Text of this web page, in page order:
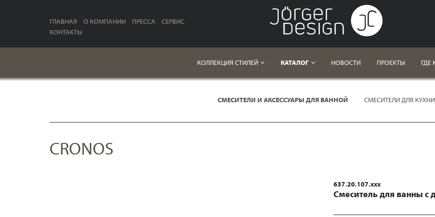
ГЛАВНАЯ О КОМПАНИИ ПРЕССА
СЕРВИС
КОНТАКТЫ
КОЛЛЕКЦИЯ СТИЛЕЙ КАТАЛОГ НОВОСТИ ПРОЕКТЫ ГДЕ
СМЕСИТЕЛИ И АКСЕССУАРЫ ДЛЯ ВАННОЙ СМЕСИТЕЛИ ДЛЯ КУХНИ
CRONOS
637.20.107.xxx
Смеситель для ванны